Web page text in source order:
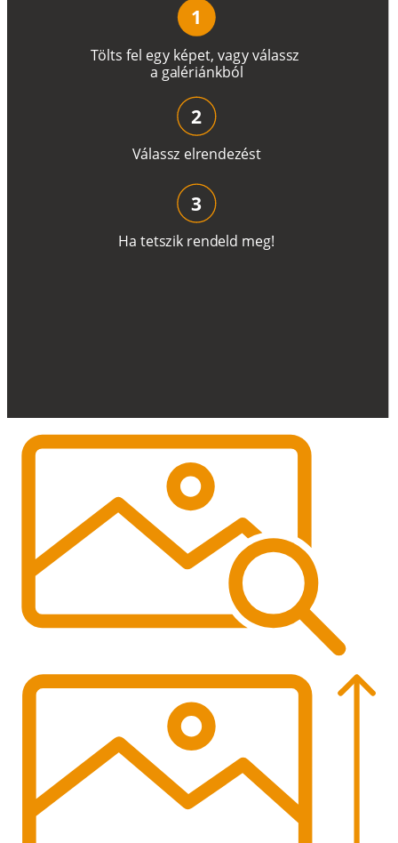
Tölts fel egy képet, vagyválassz
a galériánkból
1
Válassz elrendezést
2
Ha tetszik rendeld meg!
3